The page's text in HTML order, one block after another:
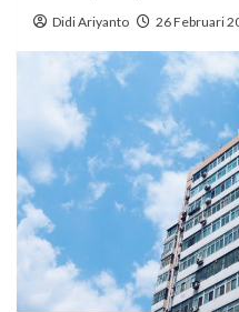
Didi Ariyanto 26 Februari